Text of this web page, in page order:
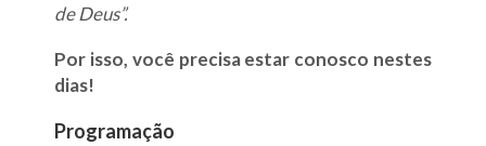
de Deus”.
Por isso, você precisa estar conosco nestes
dias!
Programação